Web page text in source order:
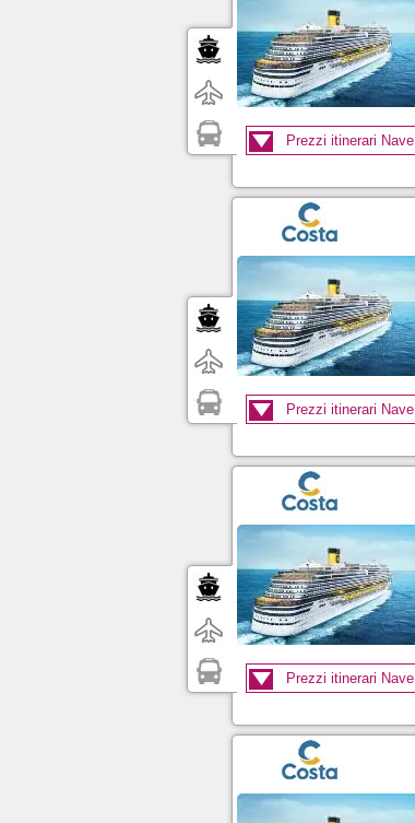
Prezzi itinerari Nave
Prezzi itinerari Nave
Prezzi itinerari Nave